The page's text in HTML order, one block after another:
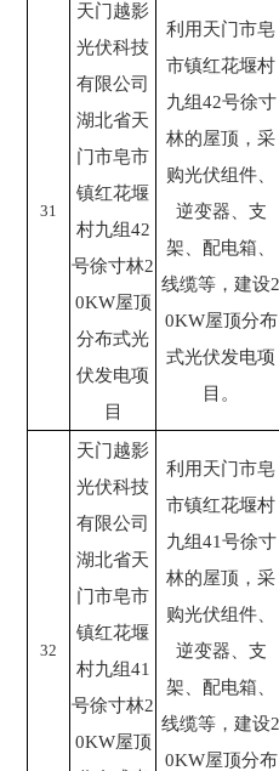
31
天门越影
光伏科技
有限公司
湖北省天
门市皂市
镇红花堰
村九组42
号徐寸林2
0KW屋顶
分布式光
伏发电项
目
利用天门市皂
市镇红花堰村
九组42号徐寸
林的屋顶，采
购光伏组件、
逆变器、支
架、配电箱、
线缆等，建设2
0KW屋顶分布
式光伏发电项
目。
32
天门越影
光伏科技
有限公司
湖北省天
门市皂市
镇红花堰
村九组41
号徐寸林2
0KW屋顶
利用天门市皂
市镇红花堰村
九组41号徐寸
林的屋顶，采
购光伏组件、
逆变器、支
架、配电箱、
线缆等，建设2
0KW屋顶分布